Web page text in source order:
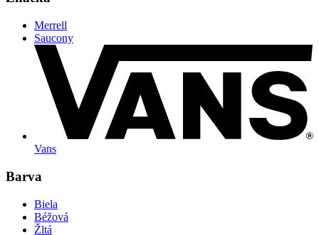
Merrell
Saucony
Vans
Barva
Biela
Béžová
Žltá